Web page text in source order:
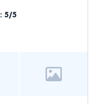
5/5